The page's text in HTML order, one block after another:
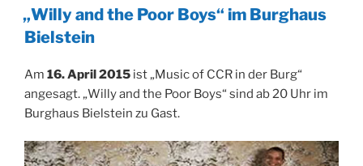
AM
„Willy and the Poor Boys“ im Burghaus
Bielstein
Am 16. April 2015 ist „Music of CCR in der Burg“
angesagt. „Willy and the Poor Boys“ sind ab 20 Uhr im
Burghaus Bielstein zu Gast.